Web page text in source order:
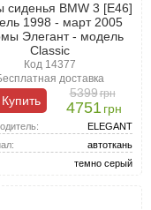
сиденья BMW 3 [E46]
1998 - март 2005
Элегант - модель
Classic
Код 14377
доставка
Купить
5399грн
4751грн
ELEGANT
автоткань
темно серый